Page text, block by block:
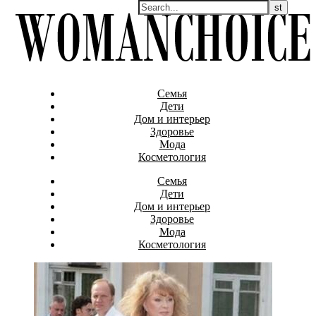
Семья
Дети
Дом и интерьер
Здоровье
Мода
Косметология
Семья
Дети
Дом и интерьер
Здоровье
Мода
Косметология